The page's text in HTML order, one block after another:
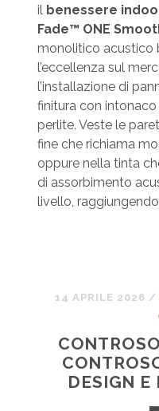
il benessere
Fade™ ONE
monolitico acustico
l’eccellenza sul
l’installazione di
finitura con
perlite. Veste le
fine che richiama
oppure nella tinta
di assorbimento
livello,
14 APRILE 2026 /
DESIGN